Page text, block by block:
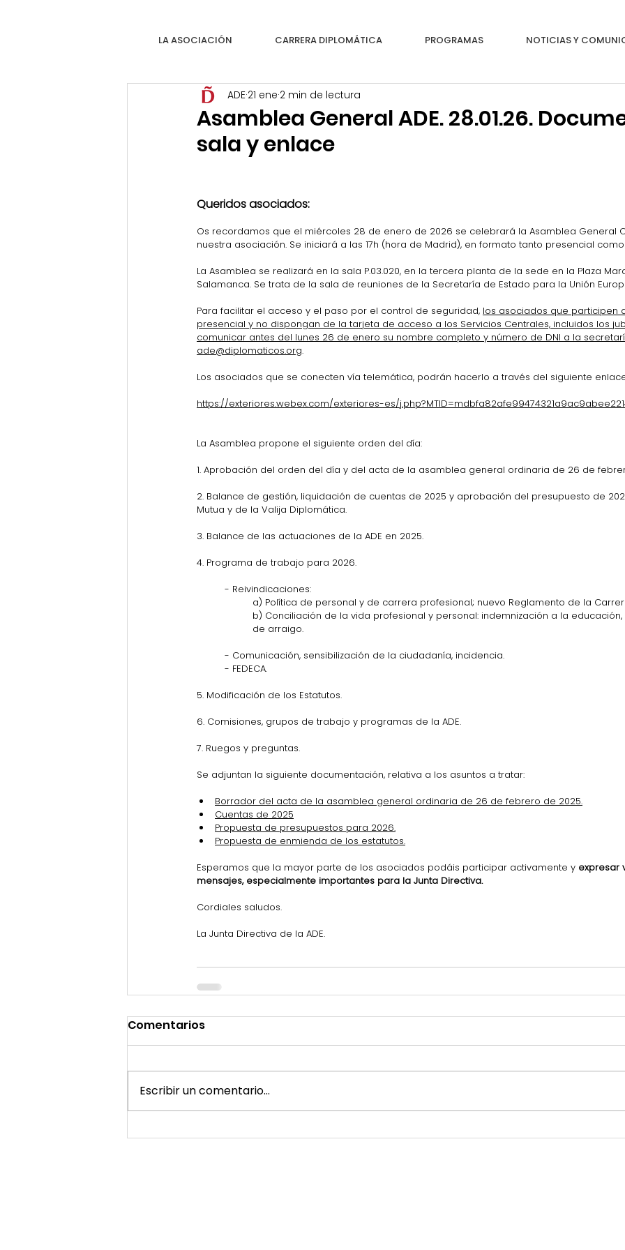
LA ASOCIACIÓN CARRERA DIPLOMÁTICA PROGRAMAS NOTICIAS Y
Asamblea General ADE. 28.01.26.
sala y enlace
ADE 21 ene 2 min de lectura
Queridos asociados:
Os recordamos que el miércoles 28 de enero de 2026 se celebrará la Asamblea General
nuestra asociación. Se iniciará a las 17h (hora de Madrid), en formato tanto presencial
La Asamblea se realizará en la sala P.03.020, en la tercera planta de la sede en la Plaza
Salamanca. Se trata de la sala de reuniones de la Secretaría de Estado para la Unión
Para facilitar el acceso y el paso por el control de seguridad, los asociados que participen
presencial y no dispongan de la tarjeta de acceso a los Servicios Centrales, incluidos los
comunicar antes del lunes 26 de enero su nombre completo y número de DNI a la
ade@diplomaticos.org.
Los asociados que se conecten vía telemática, podrán hacerlo a través del siguiente
https://exteriores.webex.com/exteriores-es/
La Asamblea propone el siguiente orden del día:
1. Aprobación del orden del día y del acta de la asamblea general ordinaria de 26 de
2. Balance de gestión, liquidación de cuentas de 2025 y aprobación del presupuesto de
Mutua y de la Valija Diplomática.
3. Balance de las actuaciones de la ADE en 2025.
4. Programa de trabajo para 2026.
- Reivindicaciones:
a) Política de personal y de carrera profesional; nuevo Reglamento de la
b) Conciliación de la vida profesional y personal: indemnización a la educación,
de arraigo.
- Comunicación, sensibilización de la ciudadanía, incidencia.
- FEDECA.
5. Modificación de los Estatutos.
6. Comisiones, grupos de trabajo y programas de la ADE.
7. Ruegos y preguntas.
Se adjuntan la siguiente documentación, relativa a los asuntos a tratar:
Borrador del acta de la asamblea general ordinaria de 26 de febrero de 2025.
Cuentas de 2025
Propuesta de presupuestos para 2026.
Propuesta de enmienda de los estatutos.
Esperamos que la mayor parte de los asociados podáis participar activamente y expresar
mensajes, especialmente importantes para la Junta Directiva.
Cordiales saludos.
La Junta Directiva de la ADE.
Comentarios
Escribir un comentario...